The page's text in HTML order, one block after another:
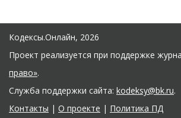
Кодексы.Онлайн, 2026
Проект реализуется при поддержке
право».
Служба поддержки сайта: kodeksy@bk.ru.
Контакты | О проекте | Политика ПД